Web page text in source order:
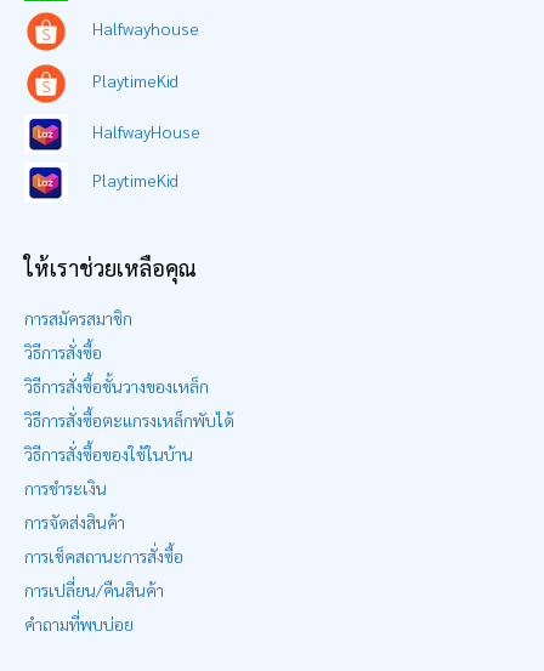
Halfwayhouse
PlaytimeKid
HalfwayHouse
PlaytimeKid
ให้เราช่วยเหลือคุณ
การสมัครสมาชิก
วิธีการสั่งซื้อ
วิธีการสั่งซื้อชั้นวางของเหล็ก
วิธีการสั่งซื้อตะแกรงเหล็กพับได้
วิธีการสั่งซื้อของใช้ในบ้าน
การชำระเงิน
การจัดส่งสินค้า
การเช็คสถานะการสั่งซื้อ
การเปลี่ยน/คืนสินค้า
คำถามที่พบบ่อย